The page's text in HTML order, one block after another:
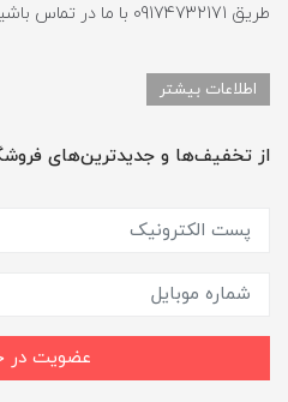
طریق 09174732171 با ما در تماس باشید).
اطلاعات بیشتر
از تخفیف‌ها و جدیدترین‌های
عضویت در